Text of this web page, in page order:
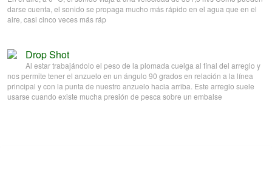
darse cuenta, el sonido se propaga mucho más rápido en el agua que en el
aire, casi cinco veces más ráp
Drop Shot
Al estar trabajándolo el peso de la plomada cuelga al final del arreglo y
nos permite tener el anzuelo en un ángulo 90 grados en relación a la línea
principal y con la punta de nuestro anzuelo hacia arriba. Este arreglo suele
usarse cuando existe mucha presión de pesca sobre un embalse